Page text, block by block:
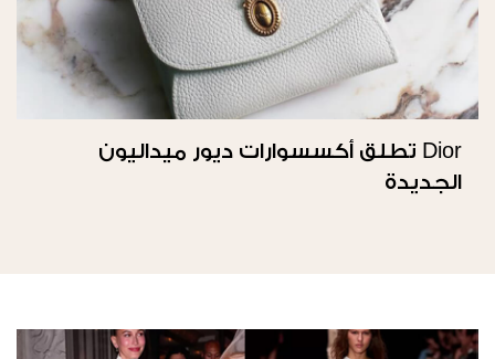
Dior تطلق أكسسوارات ديور ميداليون
الجديدة